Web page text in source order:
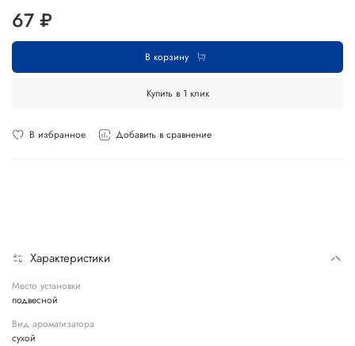
В избранное Добавить в сравнение
67 ₽
В корзину
Купить в 1 клик
Характеристики
Место установки
подвесной
Вид ароматизатора
сухой